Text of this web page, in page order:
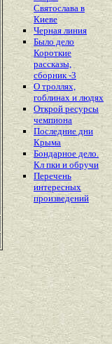
Святослава в
Киеве
Черная линия
Было дело
Короткие
рассказы,
сборник -3
О троллях,
гоблинах и людях
Открой ресурсы
чемпиона
Последние дни
Крыма
Бондарное дело.
Кл пки и обручи
Перечень
интересных
произведений